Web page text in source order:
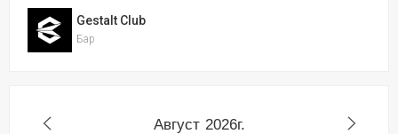
Gestalt Club
Бар
Август 2026г.